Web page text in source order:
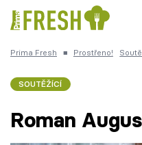
Česká kuchyně
Prima Fresh ■ Prostřeno!
SOUTĚŽÍCÍ
Roman